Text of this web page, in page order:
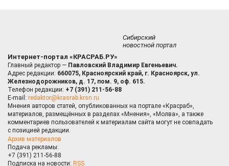
Сибирский
новостной портал
Интернет-портал «КРАСРАБ.РУ»
Главный редактор — Павловский Владимир Евгеньевич.
Адрес редакции: 660075, Красноярский край, г. Красноярск, ул.
Железнодорожников, д. 17, пом. 9, оф. 615.
Телефон редакции: +7 (391) 211-56-88
E-mail: redaktor@krasrab.krsn.ru
Мнения авторов статей, опубликованных на портале «Красраб»,
материалов, размещённых в разделах «Мнения», «Молва», а также
комментариев пользователей к материалам сайта могут не совпадать
с позицией редакции.
Архив материалов
Подача рекламы:
+7 (391) 211-56-88
Подписка на новости: RSS